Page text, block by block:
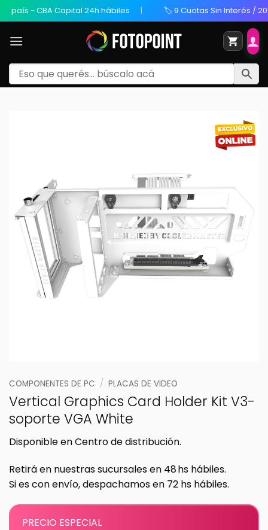
- CBA Capital 24h hábiles 🏷️ 9 Cuotas Sin Interés / 20%
COMPONENTES DE PC / PLACAS DE VIDEO
Vertical Graphics Card Holder Kit V3-
soporte VGA White
Disponible en Centro de distribución.
Retirá en nuestras sucursales en 48 hs hábiles.
Si es con envío, despachamos en 72 hs hábiles.
PRECIO ESPECIAL